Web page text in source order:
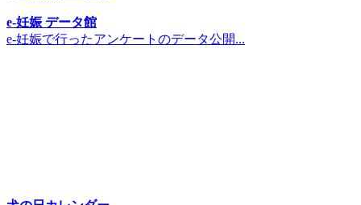
e-妊娠 データ館
e-妊娠で行ったアンケートのデータ公開...